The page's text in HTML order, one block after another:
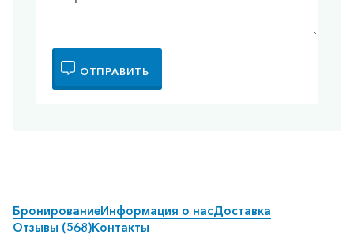
ОТПРАВИТЬ
БронированиеИнформация о насДоставка
Отзывы (568)Контакты